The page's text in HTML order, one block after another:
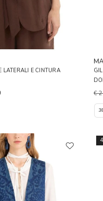
LATERALI E CINTURA
€